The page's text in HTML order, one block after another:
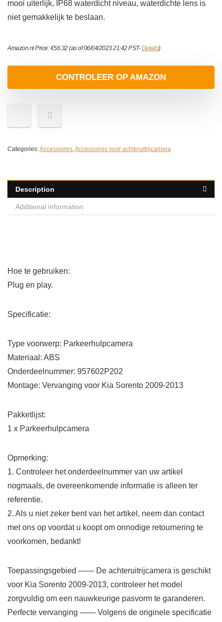
mooi uiterlijk, IP68 waterdicht niveau, waterdichte lens is
niet gemakkelijk te beslaan.
Amazon.nl Price:€56.32(as of 06/04/2023 21:42 PST-Details)
CONTROLEER OP AMAZON
Categories:Accessoires,Accessoires voor achteruitrijcamera
Description
Additional information
Hoe te gebruiken:
Plug en play.
Specificatie:
Type voorwerp: Parkeerhulpcamera
Materiaal: ABS
Onderdeelnummer: 957602P202
Montage: Vervanging voor Kia Sorento 2009-2013
Pakketlijst:
1 x Parkeerhulpcamera
Opmerking:
1. Controleer het onderdeelnummer van uw artikel
nogmaals, de overeenkomende informatie is alleen ter
referentie.
2. Als u niet zeker bent van het artikel, neem dan contact
met ons op voordat u koopt om onnodige retournering te
voorkomen, bedankt!
Toepassingsgebied —— De achteruitrijcamera is geschikt
voor Kia Sorento 2009-2013, controleer het model
zorgvuldig om een ​​nauwkeurige pasvorm te garanderen.
Perfecte vervanging —— Volgens de originele specificatie